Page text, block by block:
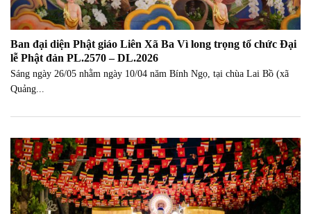
Ban đại diện Phật giáo Liên Xã Ba Vì long trọng tổ chức Đại
lễ Phật đản PL.2570 – DL.2026
Sáng ngày 26/05 nhằm ngày 10/04 năm Bính Ngọ, tại chùa Lai Bồ (xã
Quảng...